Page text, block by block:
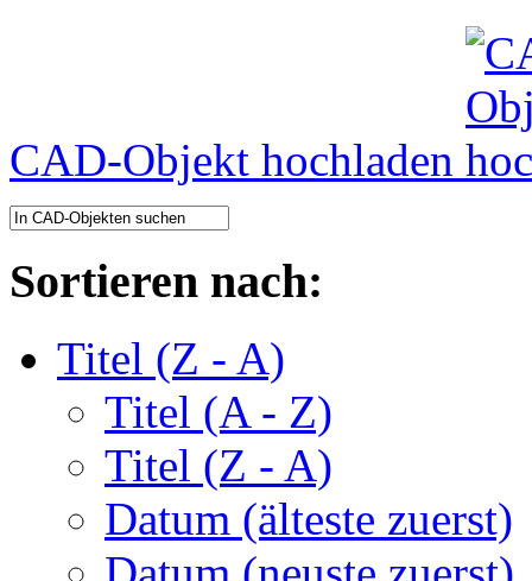
CAD-Objekt hochladen
Sortieren nach:
Titel (Z - A)
Titel (A - Z)
Titel (Z - A)
Datum (älteste zuerst)